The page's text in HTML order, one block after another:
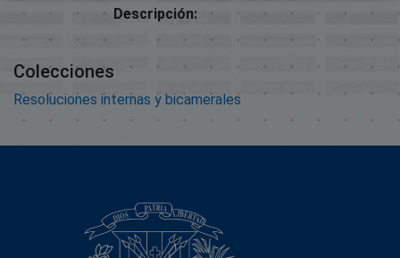
Descripción:
Colecciones
Resoluciones internas y bicamerales